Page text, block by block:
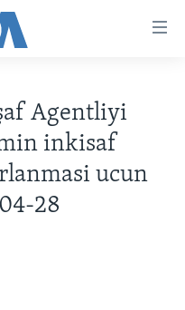
Agentliyi
inkisaf
ucun
28